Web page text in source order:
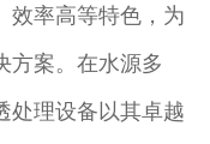
效率高等特色，为
方案。在水源多
处理设备以其卓越